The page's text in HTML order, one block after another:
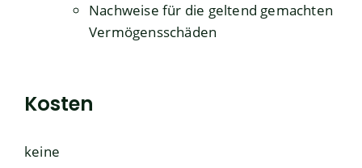
Nachweise für die geltend gemachten
Vermögensschäden
Kosten
keine